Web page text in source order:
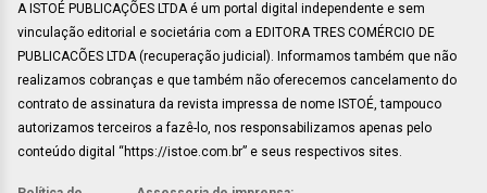
A ISTOÉ PUBLICAÇÕES LTDA é um portal digital independente e sem
vinculação editorial e societária com a EDITORA TRES COMÉRCIO DE
PUBLICACÕES LTDA (recuperação judicial). Informamos também que não
realizamos cobranças e que também não oferecemos cancelamento do
contrato de assinatura da revista impressa de nome ISTOÉ, tampouco
autorizamos terceiros a fazê-lo, nos responsabilizamos apenas pelo
conteúdo digital “https://istoe.com.br” e seus respectivos sites.